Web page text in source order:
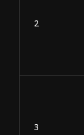
2
3